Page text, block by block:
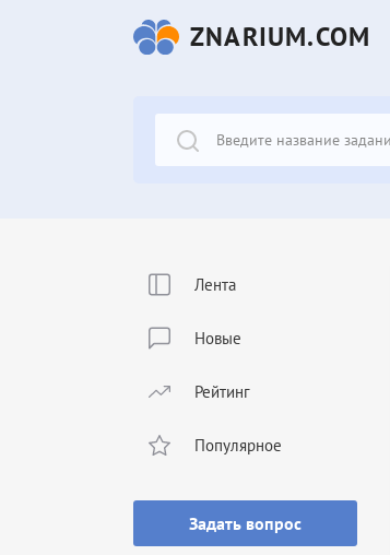
ZNARIUM.COM
Лента
Новые
Рейтинг
Популярное
Задать вопрос